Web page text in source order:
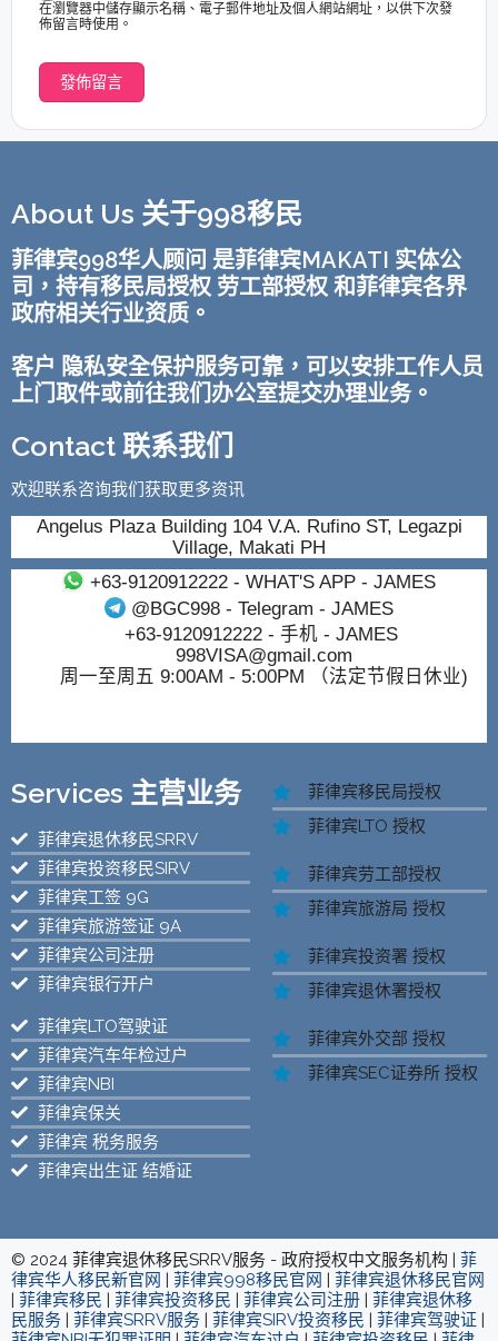
在瀏覽器中儲存顯示名稱、電子郵件地址及個人網站網址，以供下次發
佈留言時使用。
About Us 关于998移民
菲律宾998华人顾问 是菲律宾MAKATI 实体公
司，持有移民局授权 劳工部授权 和菲律宾各界
政府相关行业资质。
客户 隐私安全保护服务可靠，可以安排工作人员
上门取件或前往我们办公室提交办理业务。
Contact 联系我们
欢迎联系咨询我们获取更多资讯
Angelus Plaza Building 104 V.A. Rufino ST, Legazpi
Village, Makati PH
+63-9120912222- WHAT'S APP - JAMES
@BGC998 - Telegram - JAMES
+63-9120912222- 手机 - JAMES
998VISA@gmail.com
周一至周五 9:00AM - 5:00PM （法定节假日休业)
Services 主营业务
菲律宾退休移民SRRV
菲律宾投资移民SIRV
菲律宾工签 9G
菲律宾旅游签证 9A
菲律宾公司注册
菲律宾银行开户
菲律宾LTO驾驶证
菲律宾汽车年检过户
菲律宾NBI
菲律宾保关
菲律宾 税务服务
菲律宾出生证 结婚证
菲律宾移民局授权
菲律宾LTO 授权
菲律宾劳工部授权
菲律宾旅游局 授权
菲律宾投资署 授权
菲律宾退休署授权
菲律宾外交部 授权
菲律宾SEC证券所 授权
© 2024 菲律宾退休移民SRRV服务 - 政府授权中文服务机构 | 菲
律宾华人移民新官网 | 菲律宾998移民官网 | 菲律宾退休移民官网
| 菲律宾移民 | 菲律宾投资移民 | 菲律宾公司注册 | 菲律宾退休移
民服务 | 菲律宾SRRV服务 | 菲律宾SIRV投资移民 | 菲律宾驾驶证 |